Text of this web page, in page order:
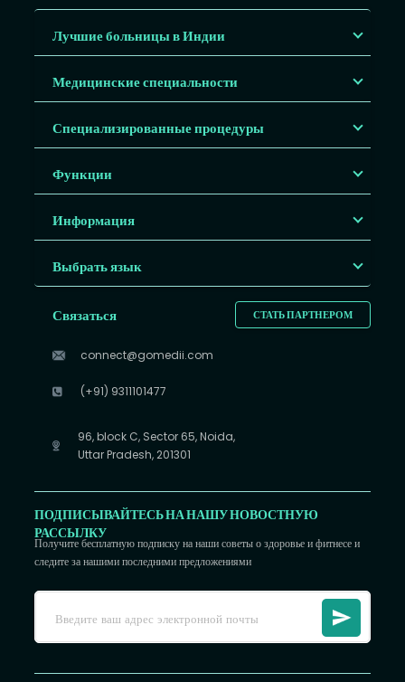
Лучшие больницы в Индии
Медицинские специальности
Специализированные процедуры
Функции
Информация
Выбрать язык
СТАТЬ ПАРТНЕРОМ
Связаться
connect@gomedii.com
(+91) 9311101477
96, block C, Sector 65, Noida,
Uttar Pradesh, 201301
ПОДПИСЫВАЙТЕСЬ НА НАШУ НОВОСТНУЮ
РАССЫЛКУ
Получите бесплатную подписку на наши советы о здоровье и фитнесе и
следите за нашими последними предложениями